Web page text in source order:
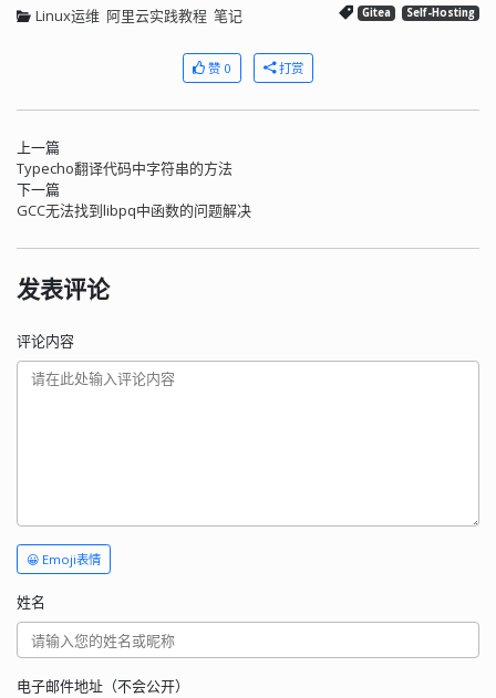
Linux运维 阿里云实践教程 笔记 Gitea Self-Hosting
赞 0 打赏
上一篇
Typecho翻译代码中字符串的方法
下一篇
GCC无法找到libpq中函数的问题解决
发表评论
评论内容
😀 Emoji表情
姓名
电子邮件地址（不会公开）